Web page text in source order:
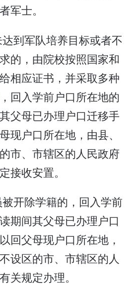
军士。
到军队培养目标或者不
的，由院校按照国家和
相应证书，并采取多种
回入学前户口所在地的
父母已办理户口迁移手
现户口所在地，由县、
市、市辖区的人民政府
接收安置。
开除学籍的，回入学前
期间其父母已办理户口
回父母现户口所在地，
设区的市、市辖区的人
关规定办理。